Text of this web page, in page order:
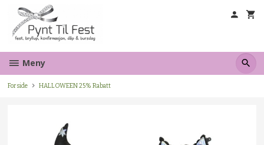
innholdet
Meny
Forside HALLOWEEN 25% Rabatt